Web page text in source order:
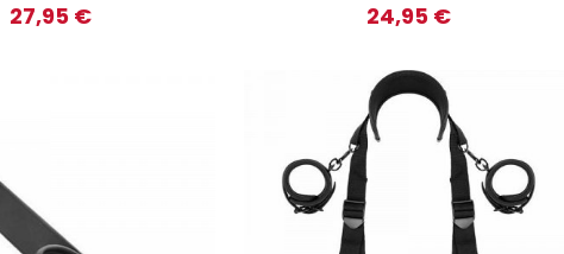
27,95 €
24,95 €